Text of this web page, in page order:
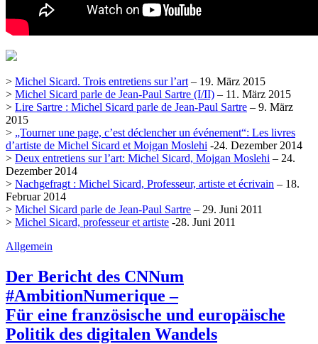
> Michel Sicard. Trois entretiens sur l’art – 19. März 2015
> Michel Sicard parle de Jean-Paul Sartre (I/II) – 11. März 2015
> Lire Sartre : Michel Sicard parle de Jean-Paul Sartre – 9. März
2015
> „Tourner une page, c’est déclencher un événement“: Les livres
d’artiste de Michel Sicard et Mojgan Moslehi -24. Dezember 2014
> Deux entretiens sur l’art: Michel Sicard, Mojgan Moslehi – 24.
Dezember 2014
> Nachgefragt : Michel Sicard, Professeur, artiste et écrivain – 18.
Februar 2014
> Michel Sicard parle de Jean-Paul Sartre – 29. Juni 2011
> Michel Sicard, professeur et artiste -28. Juni 2011
Allgemein
Der Bericht des CNNum
#AmbitionNumerique –
Für eine französische und europäische
Politik des digitalen Wandels